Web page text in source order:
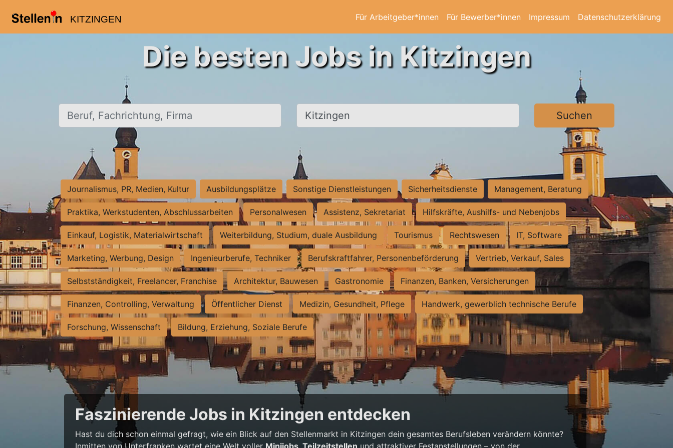
KITZINGEN Für Arbeitgeber*innen Für Bewerber*innen Impressum Datenschutzerklärung
Die besten Jobs in Kitzingen
Beruf, Fachrichtung, Firma Ort, Stadt Suchen
Journalismus, PR, Medien, Kultur Ausbildungsplätze Sonstige Dienstleistungen Sicherheitsdienste Management, Beratung
Praktika, Werkstudenten, Abschlussarbeiten Personalwesen Assistenz, Sekretariat Hilfskräfte, Aushilfs- und Nebenjobs
Einkauf, Logistik, Materialwirtschaft Weiterbildung, Studium, duale Ausbildung Tourismus Rechtswesen IT, Software
Marketing, Werbung, Design Ingenieurberufe, Techniker Berufskraftfahrer, Personenbeförderung Vertrieb, Verkauf, Sales
Selbstständigkeit, Freelancer, Franchise Architektur, Bauwesen Gastronomie Finanzen, Banken, Versicherungen
Finanzen, Controlling, Verwaltung Öffentlicher Dienst Medizin, Gesundheit, Pflege Handwerk, gewerblich technische Berufe
Forschung, Wissenschaft Bildung, Erziehung, Soziale Berufe
Faszinierende Jobs in Kitzingen entdecken
Hast du dich schon einmal gefragt, wie ein Blick auf den Stellenmarkt in Kitzingen dein gesamtes Berufsleben verändern könnte?